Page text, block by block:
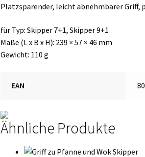
Platzsparender, leicht abnehmbarer Griff,
für Typ: Skipper 7+1, Skipper 9+1
Maße (L x B x H): 239 × 57 × 46 mm
Gewicht: 110 g
EAN
Ähnliche Produkte